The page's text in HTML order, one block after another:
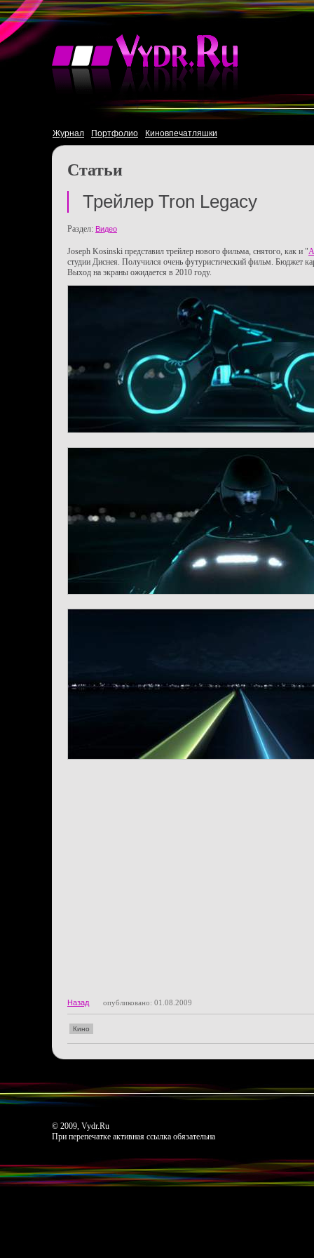
Журнал Портфолио Киновпечатляшки
Статьи
Трейлер Tron Legacy
Раздел: Видео
Joseph Kosinski представил трейлер нового фильма, снятого, как и "
студии Диснея. Получился очень футуристический фильм. Бюджет
Выход на экраны ожидается в 2010 году.
Назад опубликовано: 01.08.2009
Кино
© 2009, Vydr.Ru
При перепечатке активная ссылка обязательна